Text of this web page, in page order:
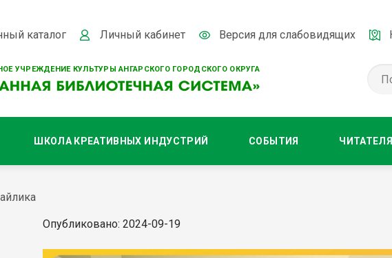
УЧРЕЖДЕНИЕ КУЛЬТУРЫ АНГАРСКОГО ГОРОДСКОГО ОКРУГА
каталог Личный кабинет Версия для слабовидящих
ШКОЛА КРЕАТИВНЫХ ИНДУСТРИЙ СОБЫТИЯ
Опубликовано: 2024-09-19